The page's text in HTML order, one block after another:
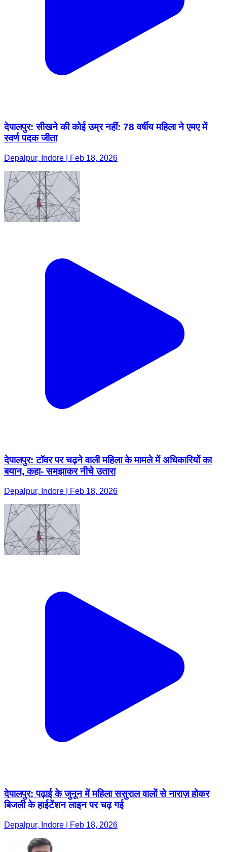
देपालपुर: सीखने की कोई उम्र नहीं: 78 वर्षीय महिला ने एमए में
स्वर्ण पदक जीता
Depalpur, Indore | Feb 18, 2026
देपालपुर: टॉवर पर चढ़ने वाली महिला के मामले में अधिकारियों का
बयान, कहा- समझाकर नीचे उतारा
Depalpur, Indore | Feb 18, 2026
देपालपुर: पढ़ाई के जुनून में महिला ससुराल वालों से नाराज़ होकर
बिजली के हाईटेंशन लाइन पर चढ़ गई
Depalpur, Indore | Feb 18, 2026